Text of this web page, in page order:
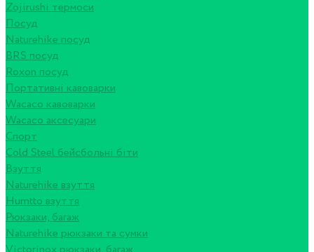
Zojirushi термоси
Посуд
Naturehike посуд
BRS посуд
Roxon посуд
Портативні кавоварки
Wacaco кавоварки
Wacaco аксесуари
Спорт
Cold Steel бейсбольні біти
Взуття
Naturehike взуття
Humtto взуття
Рюкзаки, багаж
Naturehike рюкзаки та сумки